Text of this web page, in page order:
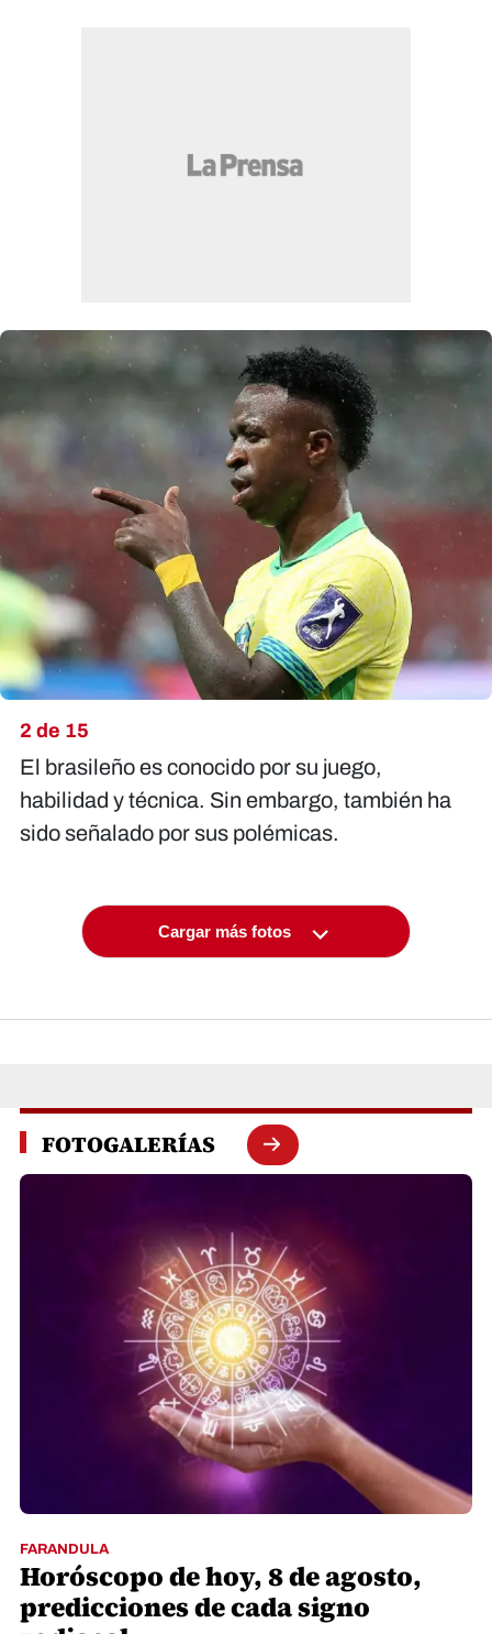
2 de 15
El brasileño es conocido por su juego,
habilidad y técnica. Sin embargo, también ha
sido señalado por sus polémicas.
Cargar más fotos
FOTOGALERÍAS
FARANDULA
Horóscopo de hoy, 8 de agosto,
predicciones de cada signo